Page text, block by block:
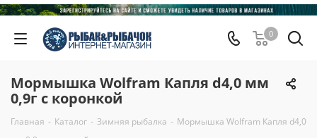
0
Мормышка Wolfram Капля d4,0 мм
0,9г с коронкой
Главная - Каталог - Зимняя рыбалка - Мормышка Wolfram Капля d4,0